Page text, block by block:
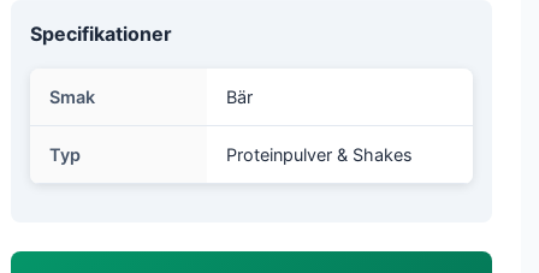
Specifikationer
Smak Bär
Typ Proteinpulver & Shakes